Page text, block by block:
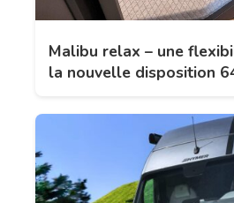
Malibu relax – une
la nouvelle disposition